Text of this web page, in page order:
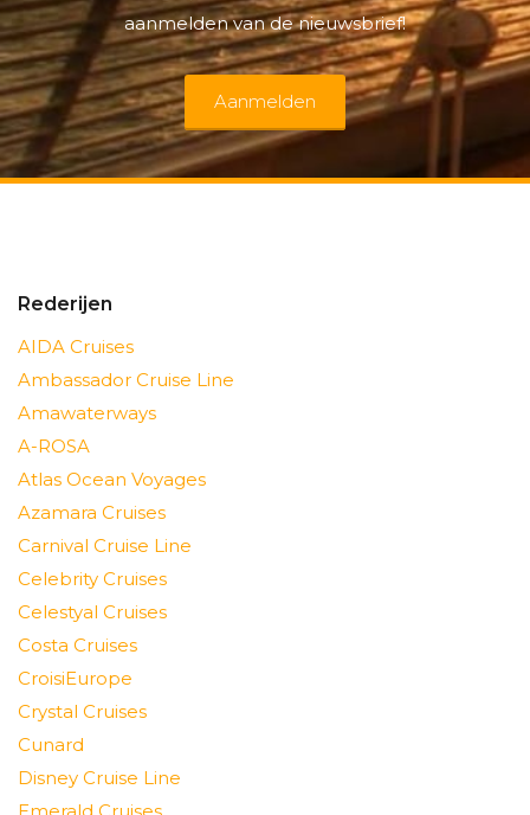
aanmelden van de nieuwsbrief!
Aanmelden
Rederijen
AIDA Cruises
Ambassador Cruise Line
Amawaterways
A-ROSA
Atlas Ocean Voyages
Azamara Cruises
Carnival Cruise Line
Celebrity Cruises
Celestyal Cruises
Costa Cruises
CroisiEurope
Crystal Cruises
Cunard
Disney Cruise Line